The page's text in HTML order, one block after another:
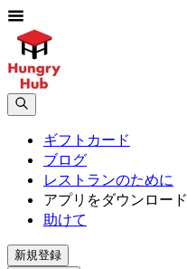
ギフトカード
ブログ
レストランのために
アプリをダウンロード
助けて
新規登録